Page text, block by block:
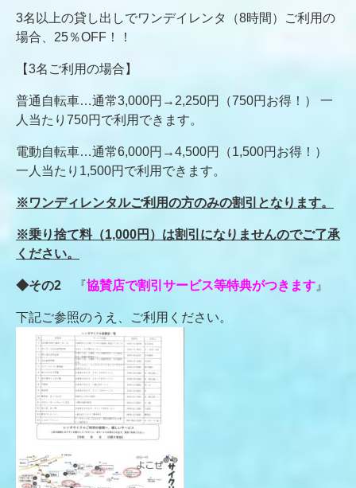
3名以上の貸し出しでワンデイレンタ（8時間）ご利用の
場合、25％OFF！！
【3名ご利用の場合】
普通自転車…通常3,000円→2,250円（750円お得！） 一
人当たり750円で利用できます。
電動自転車…通常6,000円→4,500円（1,500円お得！）
一人当たり1,500円で利用できます。
※ワンディレンタルご利用の方のみの割引となります。
※乗り捨て料（1,000円） は割引になりませんのでご了承
ください。
◆その2 『協賛店で割引サービス等特典がつきます 』
下記ご参照のうえ、ご利用ください。